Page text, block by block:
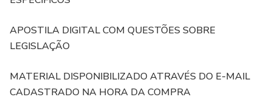
APOSTILA DIGITAL COM QUESTÕES SOBRE
LEGISLAÇÃO
MATERIAL DISPONIBILIZADO ATRAVÉS DO E-MAIL
CADASTRADO NA HORA DA COMPRA